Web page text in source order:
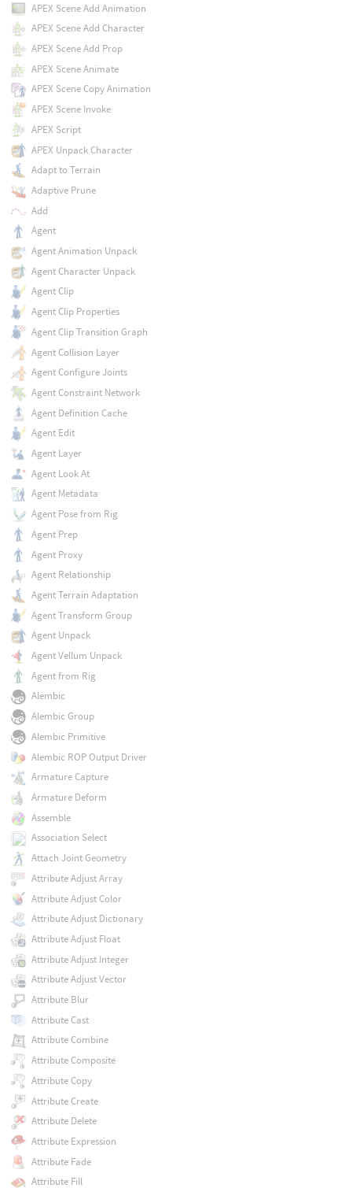
APEX Scene Add Animation
APEX Scene Add Character
APEX Scene Add Prop
APEX Scene Animate
APEX Scene Copy Animation
APEX Scene Invoke
APEX Script
APEX Unpack Character
Adapt to Terrain
Adaptive Prune
Add
Agent
Agent Animation Unpack
Agent Character Unpack
Agent Clip
Agent Clip Properties
Agent Clip Transition Graph
Agent Collision Layer
Agent Configure Joints
Agent Constraint Network
Agent Definition Cache
Agent Edit
Agent Layer
Agent Look At
Agent Metadata
Agent Pose from Rig
Agent Prep
Agent Proxy
Agent Relationship
Agent Terrain Adaptation
Agent Transform Group
Agent Unpack
Agent Vellum Unpack
Agent from Rig
Alembic
Alembic Group
Alembic Primitive
Alembic ROP Output Driver
Armature Capture
Armature Deform
Assemble
Association Select
Attach Joint Geometry
Attribute Adjust Array
Attribute Adjust Color
Attribute Adjust Dictionary
Attribute Adjust Float
Attribute Adjust Integer
Attribute Adjust Vector
Attribute Blur
Attribute Cast
Attribute Combine
Attribute Composite
Attribute Copy
Attribute Create
Attribute Delete
Attribute Expression
Attribute Fade
Attribute Fill